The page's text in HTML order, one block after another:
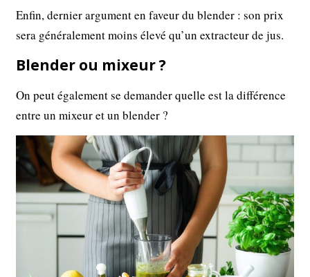
Enfin, dernier argument en faveur du blender : son prix
sera généralement moins élevé qu’un extracteur de jus.
Blender ou mixeur ?
On peut également se demander quelle est la différence
entre un mixeur et un blender ?